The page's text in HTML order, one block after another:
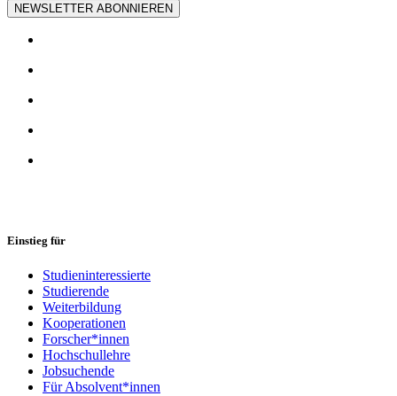
NEWSLETTER ABONNIEREN
Einstieg für
Studieninteressierte
Studierende
Weiterbildung
Kooperationen
Forscher*innen
Hochschullehre
Jobsuchende
Für Absolvent*innen